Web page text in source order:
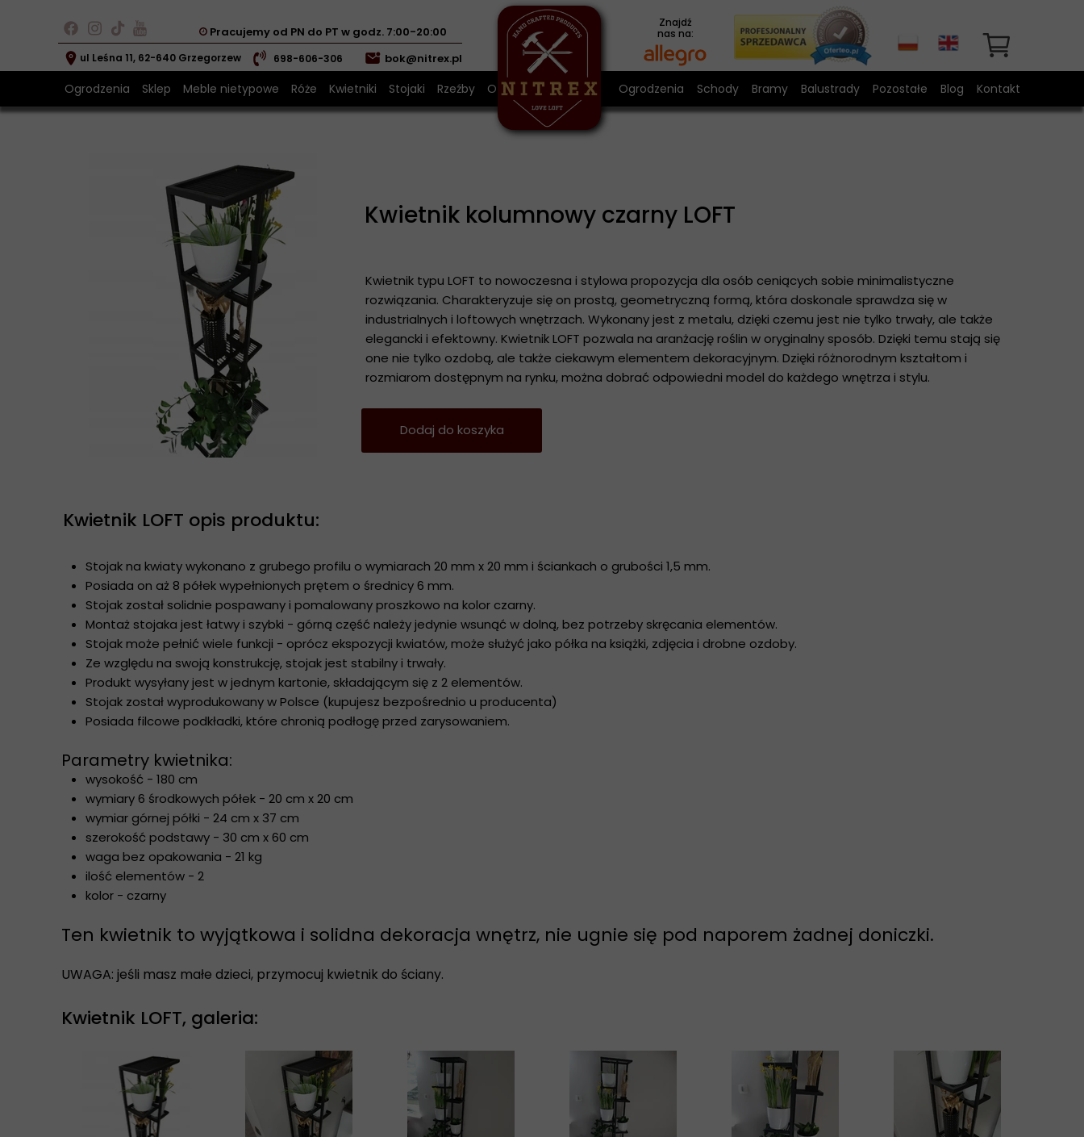
Pracujemy od PN do PT w godz. 7:00-20:00
bok@nitrex.pl
Znajdź
nas na:
698-606-306
ul Leśna 11, 62-640 Grzegorzew
Ogrodzenia Schody Bramy Balustrady Pozostałe Blog Kontakt
Ogrodzenia Sklep Meble nietypowe Róże
Zapakuj na prezent
Bilecik z dedykacją
Kwietniki
Kwietnik kolumnowy czarny LOFT
Stojaki Rzeźby O nas
Kwietnik kolumnowy czarny LOFT
Kwietnik typu LOFT to nowoczesna i stylowa propozycja dla osób ceniących sobie minimalistyczne
rozwiązania. Charakteryzuje się on prostą, geometryczną formą, która doskonale sprawdza się w
industrialnych i loftowych wnętrzach. Wykonany jest z metalu, dzięki czemu jest nie tylko trwały, ale także
elegancki i efektowny. Kwietnik LOFT pozwala na aranżację roślin w oryginalny sposób. Dzięki temu stają się
one nie tylko ozdobą, ale także ciekawym elementem dekoracyjnym. Dzięki różnorodnym kształtom i
rozmiarom dostępnym na rynku, można dobrać odpowiedni model do każdego wnętrza i stylu.
Dodaj do koszyka
Kwietnik LOFT, galeria:
Kwietnik LOFT opis produktu:
Stojak na kwiaty wykonano z grubego profilu o wymiarach 20 mm x 20 mm i ściankach o grubości 1,5 mm.
Posiada on aż 8 półek wypełnionych prętem o średnicy 6 mm.
Stojak został solidnie pospawany i pomalowany proszkowo na kolor czarny.
Montaż stojaka jest łatwy i szybki - górną część należy jedynie wsunąć w dolną, bez potrzeby skręcania elementów.
Stojak może pełnić wiele funkcji - oprócz ekspozycji kwiatów, może służyć jako półka na książki, zdjęcia i drobne ozdoby.
Ze względu na swoją konstrukcję, stojak jest stabilny i trwały.
Produkt wysyłany jest w jednym kartonie, składającym się z 2 elementów.
Stojak został wyprodukowany w Polsce (kupujesz bezpośrednio u producenta)
Posiada filcowe podkładki, które chronią podłogę przed zarysowaniem.
Parametry kwietnika:
wysokość - 180 cm
wymiary 6 środkowych półek - 20 cm x 20 cm
wymiar górnej półki - 24 cm x 37 cm
szerokość podstawy - 30 cm x 60 cm
waga bez opakowania - 21 kg
ilość elementów - 2
kolor - czarny
Ten kwietnik to wyjątkowa i solidna dekoracja wnętrz, nie ugnie się pod naporem żadnej doniczki.
UWAGA: jeśli masz małe dzieci, przymocuj kwietnik do ściany.